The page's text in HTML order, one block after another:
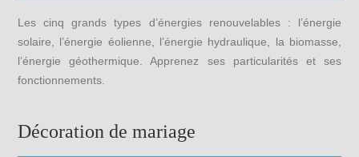
Les cinq grands types d’énergies renouvelables : l’énergie
solaire, l’énergie éolienne, l’énergie hydraulique, la biomasse,
l’énergie géothermique. Apprenez ses particularités et ses
fonctionnements.
Décoration de mariage